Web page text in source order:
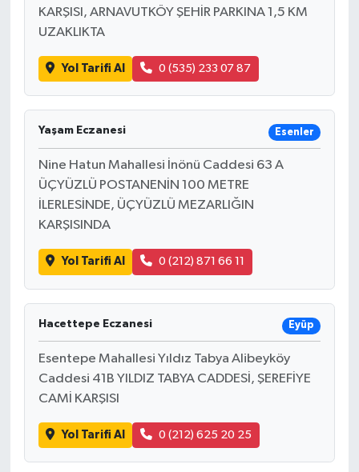
KARŞISI, ARNAVUTKÖY ŞEHİR PARKINA 1,5 KM
UZAKLIKTA
Yol Tarifi Al 0 (535) 233 07 87
Yaşam Eczanesi Esenler
Nine Hatun Mahallesi İnönü Caddesi 63 A
ÜÇYÜZLÜ POSTANENİN 100 METRE
İLERLESİNDE, ÜÇYÜZLÜ MEZARLIĞIN
KARŞISINDA
Yol Tarifi Al 0 (212) 871 66 11
Hacettepe Eczanesi Eyüp
Esentepe Mahallesi Yıldız Tabya Alibeyköy
Caddesi 41B YILDIZ TABYA CADDESİ, ŞEREFİYE
CAMİ KARŞISI
Yol Tarifi Al 0 (212) 625 20 25